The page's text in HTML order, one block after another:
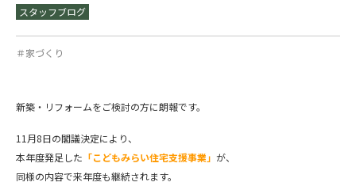
スタッフブログ
＃家づくり
新築・リフォームをご検討の方に朗報です。
11月8日の閣議決定により、
本年度発足した 「こどもみらい住宅支援事業」 が、
同様の内容で来年度も継続されます。